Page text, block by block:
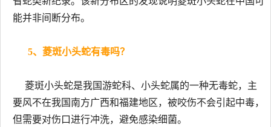
能并非间断分布。
5、菱斑小头蛇有毒吗？
菱斑小头蛇是我国游蛇科、小头蛇属的一种无毒蛇，主
要风不在我国南方广西和福建地区，被咬伤不会引起中毒，
但需要对伤口进行冲洗，避免感染细菌。